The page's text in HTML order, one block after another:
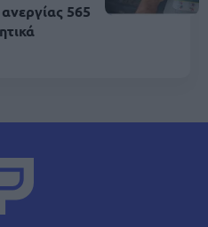
565